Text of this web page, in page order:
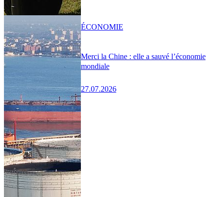
Merci la Chine : elle a sauvé l’économie
mondiale
27.07.2026
ÉCONOMIE